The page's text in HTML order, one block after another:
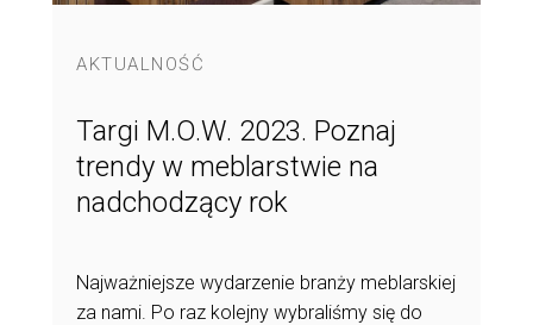
AKTUALNOŚĆ
Targi M.O.W. 2023. Poznaj
trendy w meblarstwie na
nadchodzący rok
Najważniejsze wydarzenie branży meblarskiej
za nami. Po raz kolejny wybraliśmy się do